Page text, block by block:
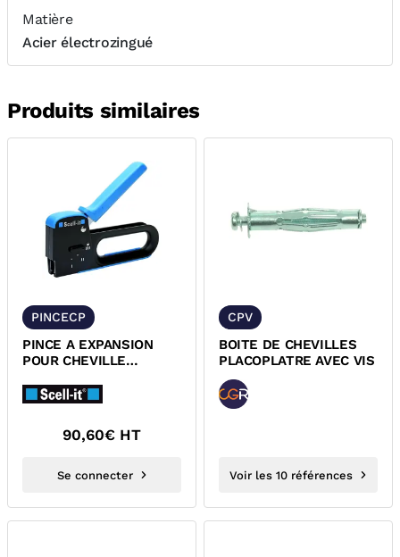
Matière
Acier électrozingué
Produits similaires
PINCECP
PINCE A EXPANSION
POUR CHEVILLE
OPTEE
90,60€ HT
Se connecter
CPV
BOITE DE CHEVILLES
PLACOPLATRE AVEC VIS
Voir les 10 références